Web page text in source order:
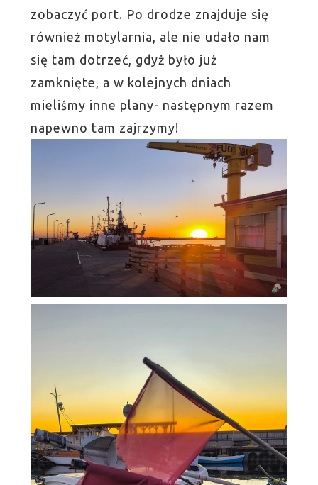
zobaczyć port. Po drodze znajduje się
również motylarnia, ale nie udało nam
się tam dotrzeć, gdyż było już
zamknięte, a w kolejnych dniach
mieliśmy inne plany- następnym razem
napewno tam zajrzymy!